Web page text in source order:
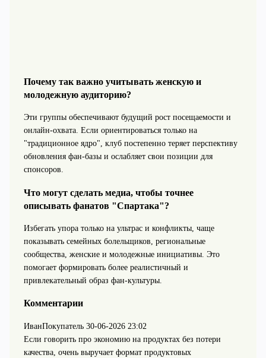
Почему так важно учитывать женскую и
молодежную аудиторию?
Эти группы обеспечивают будущий рост посещаемости и
онлайн‑охвата. Если ориентироваться только на
"традиционное ядро", клуб постепенно теряет перспективу
обновления фан‑базы и ослабляет свои позиции для
спонсоров.
Что могут сделать медиа, чтобы точнее
описывать фанатов "Спартака"?
Избегать упора только на ультрас и конфликты, чаще
показывать семейных болельщиков, региональные
сообщества, женские и молодежные инициативы. Это
помогает формировать более реалистичный и
привлекательный образ фан‑культуры.
Комментарии
ИванПокупатель 30-06-2026 23:02
Если говорить про экономию на продуктах без потери
качества, очень выручает формат продуктовых